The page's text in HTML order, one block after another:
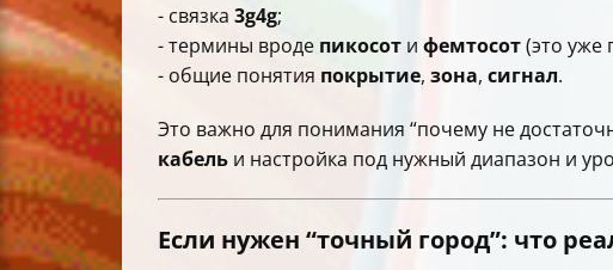
- связка 3g4g;
- термины вроде пикосот и фемтосот(это уже
- общие понятия покрытие, зона, сигнал.
Это важно для понимания “почему не
кабель и настройка под нужный диапазон и
Если нужен “точный город”: что